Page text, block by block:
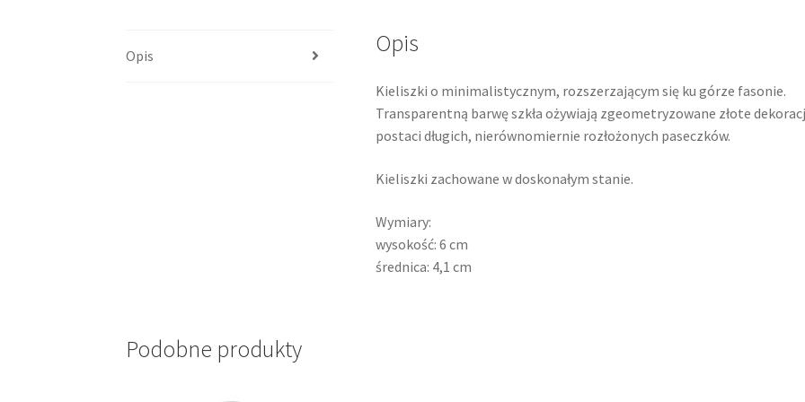
Opis Opis
Kieliszki o minimalistycznym, rozszerzającym się ku górze fasonie.
Transparentną barwę szkła ożywiają zgeometryzowane złote
postaci długich, nierównomiernie rozłożonych paseczków.
Kieliszki zachowane w doskonałym stanie.
Wymiary:
wysokość: 6 cm
średnica: 4,1 cm
Podobne produkty